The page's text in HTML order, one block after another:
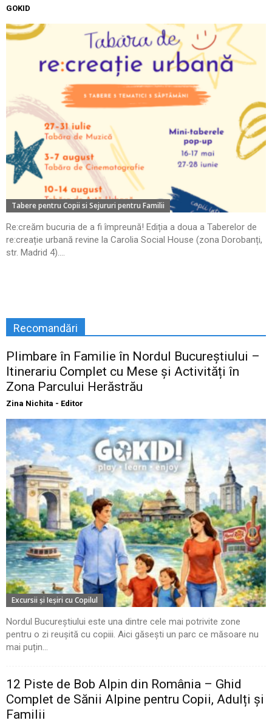
GOKID
Tabere pentru Copii si Sejururi pentru Familii
Re:creăm bucuria de a fi împreună! Ediția a doua a Taberelor de
re:creație urbană revine la Carolia Social House (zona Dorobanți,
str. Madrid 4)....
Recomandări
Plimbare în Familie în Nordul Bucureștiului –
Itinerariu Complet cu Mese și Activități în
Zona Parcului Herăstrău
Zina Nichita - Editor
Excursii şi Ieşiri cu Copilul
Nordul Bucureștiului este una dintre cele mai potrivite zone
pentru o zi reușită cu copiii. Aici găsești un parc ce măsoare nu
mai puțin...
12 Piste de Bob Alpin din România – Ghid
Complet de Sănii Alpine pentru Copii, Adulți și
Familii